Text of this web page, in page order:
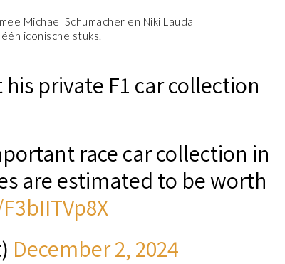
Michael Schumacher en Niki Lauda
iconische stuks.
private F1 car collection
race car collection in
are estimated to be worth
December 2, 2024